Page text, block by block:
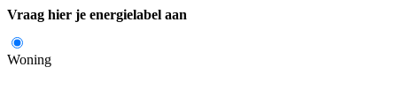
Vraag hier je energielabel aan
Woning